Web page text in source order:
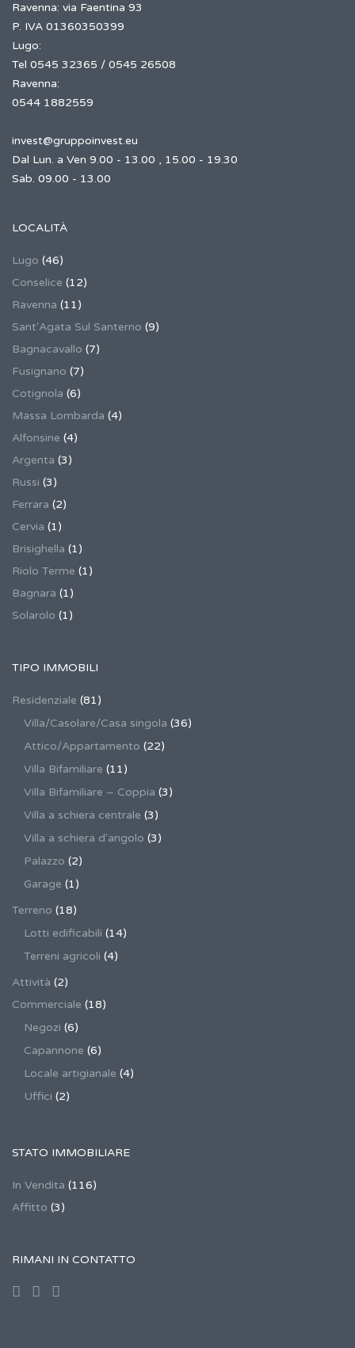
Ravenna: via Faentina 93
P. IVA 01360350399
Lugo:
Tel 0545 32365 / 0545 26508
Ravenna:
0544 1882559
invest@gruppoinvest.eu
Dal Lun. a Ven 9.00 - 13.00 , 15.00 - 19.30
Sab. 09.00 - 13.00
LOCALITÀ
Lugo (46)
Conselice (12)
Ravenna (11)
Sant'Agata Sul Santerno (9)
Bagnacavallo (7)
Fusignano (7)
Cotignola (6)
Massa Lombarda (4)
Alfonsine (4)
Argenta (3)
Russi (3)
Ferrara (2)
Cervia (1)
Brisighella (1)
Riolo Terme (1)
Bagnara (1)
Solarolo (1)
TIPO IMMOBILI
Residenziale (81)
Villa/Casolare/Casa singola (36)
Attico/Appartamento (22)
Villa Bifamiliare (11)
Villa Bifamiliare – Coppia (3)
Villa a schiera centrale (3)
Villa a schiera d'angolo (3)
Palazzo (2)
Garage (1)
Terreno (18)
Lotti edificabili (14)
Terreni agricoli (4)
Attività (2)
Commerciale (18)
Negozi (6)
Capannone (6)
Locale artigianale (4)
Uffici (2)
STATO IMMOBILIARE
In Vendita (116)
Affitto (3)
RIMANI IN CONTATTO